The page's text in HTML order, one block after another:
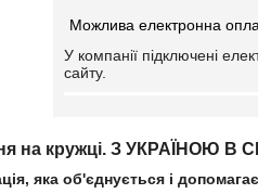
У компанії підключені
сайту.
на кружці. З УКРАЇНОЮ В
яка об'єднується і